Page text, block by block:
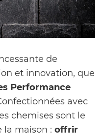
de
et innovation, que
Performance
avec
chemises sont le
la maison : offrir